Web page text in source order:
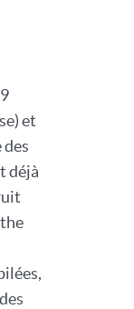
et
déjà